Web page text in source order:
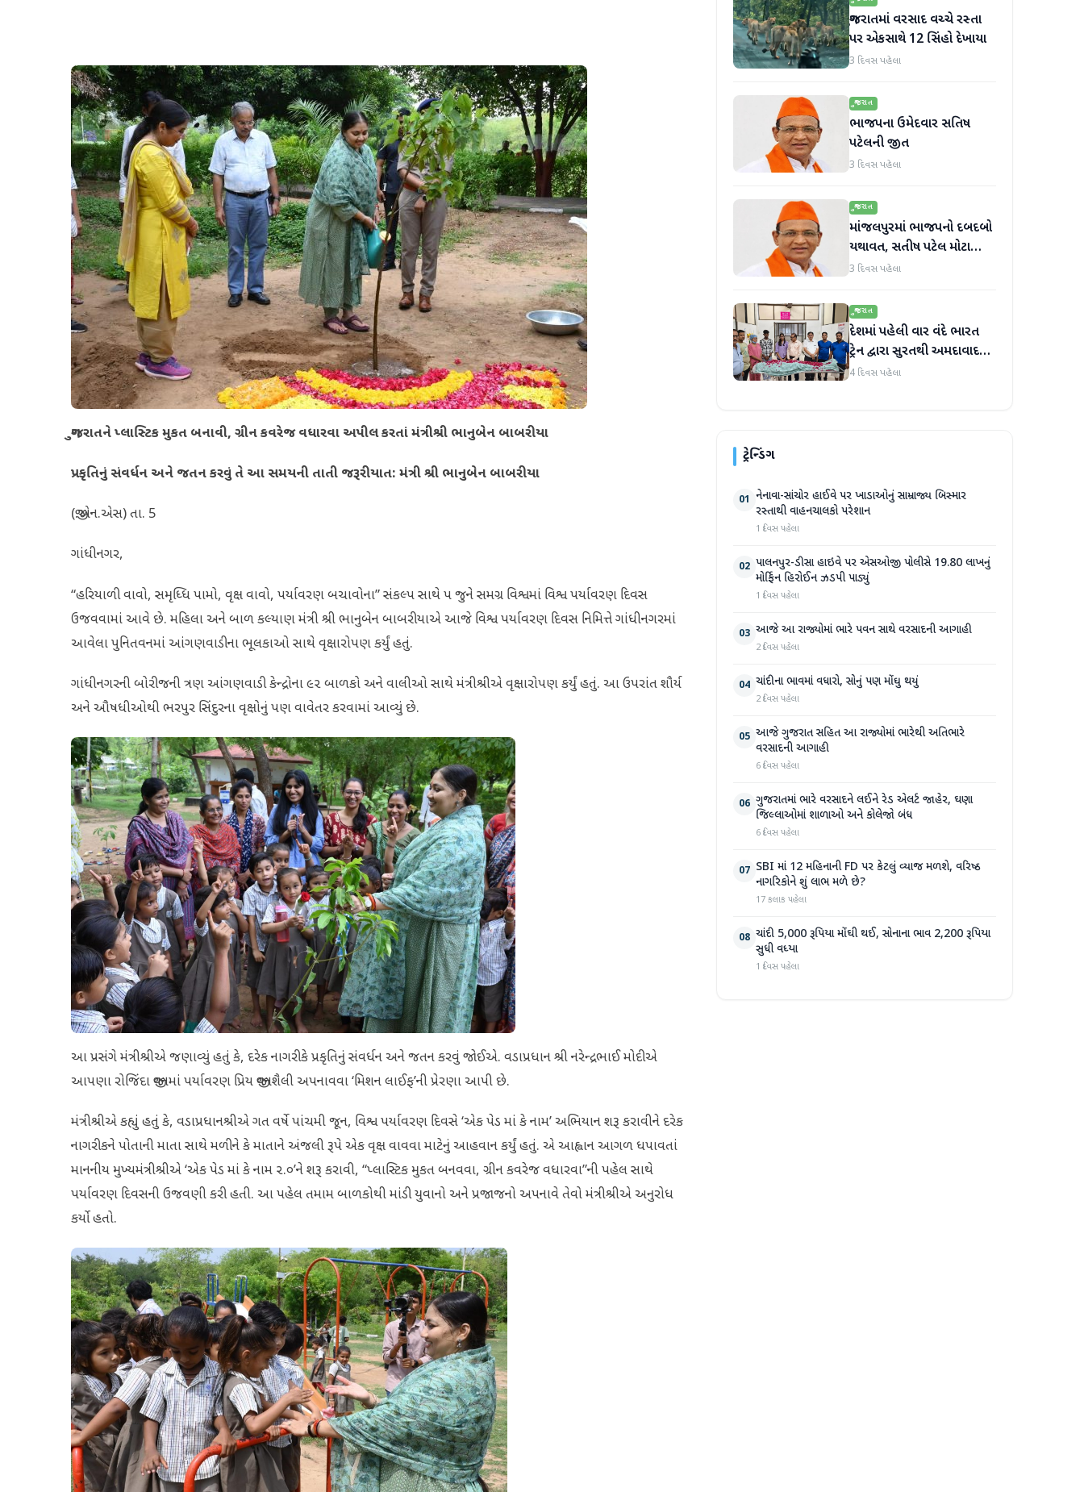
ગુજરાતને પ્લાસ્ટિક મુકત બનાવી, ગ્રીન કવરેજ વધારવા અપીલ કરતાં મંત્રીશ્રી ભાનુબેન બાબરીયા
પ્રકૃતિનું સંવર્ધન અને જતન કરવું તે આ સમયની તાતી જરૂરીયાત: મંત્રી શ્રી ભાનુબેન બાબરીયા
(જી.એન.એસ) તા. 5
ગાંધીનગર,
“હરિયાળી વાવો, સમૃધ્ધિ પામો, વૃક્ષ વાવો, પર્યાવરણ બચાવોના” સંકલ્પ સાથે ૫ જુને સમગ્ર વિશ્વમાં વિશ્વ પર્યાવરણ દિવસ
ઉજવવામાં આવે છે. મહિલા અને બાળ કલ્યાણ મંત્રી શ્રી ભાનુબેન બાબરીયાએ આજે વિશ્વ પર્યાવરણ દિવસ નિમિત્તે ગાંધીનગરમાં
આવેલા પુનિતવનમાં આંગણવાડીના ભૂલકાઓ સાથે વૃક્ષારોપણ કર્યું હતું.
ગાંધીનગરની બોરીજની ત્રણ આંગણવાડી કેન્દ્રોના ૯૨ બાળકો અને વાલીઓ સાથે મંત્રીશ્રીએ વૃક્ષારોપણ કર્યું હતું. આ ઉપરાંત શૌર્ય
અને ઔષધીઓથી ભરપુર સિંદુરના વૃક્ષોનું પણ વાવેતર કરવામાં આવ્યું છે.
આ પ્રસંગે મંત્રીશ્રીએ જણાવ્યું હતું કે, દરેક નાગરીકે પ્રકૃતિનું સંવર્ધન અને જતન કરવું જોઈએ. વડાપ્રધાન શ્રી નરેન્દ્રભાઈ મોદીએ
આપણા રોજિંદા જીવનમાં પર્યાવરણ પ્રિય જીવનશૈલી અપનાવવા ‘મિશન લાઈફ’ની પ્રેરણા આપી છે.
મંત્રીશ્રીએ કહ્યું હતું કે, વડાપ્રધાનશ્રીએ ગત વર્ષે પાંચમી જૂન, વિશ્વ પર્યાવરણ દિવસે ‘એક પેડ માં કે નામ’ અભિયાન શરૂ કરાવીને દરેક
નાગરીકને પોતાની માતા સાથે મળીને કે માતાને અંજલી રૂપે એક વૃક્ષ વાવવા માટેનું આહવાન કર્યું હતું. એ આહ્વાન આગળ ધપાવતાં
માનનીય મુખ્યમંત્રીશ્રીએ ‘એક પેડ માં કે નામ ૨.૦’ને શરૂ કરાવી, “પ્લાસ્ટિક મુકત બનવવા, ગ્રીન કવરેજ વધારવા”ની પહેલ સાથે
પર્યાવરણ દિવસની ઉજવણી કરી હતી. આ પહેલ તમામ બાળકોથી માંડી યુવાનો અને પ્રજાજનો અપનાવે તેવો મંત્રીશ્રીએ અનુરોધ
કર્યો હતો.
ગુજરાતમાં વરસાદ વચ્ચે રસ્તા
પર એકસાથે 12 સિંહો દેખાયા
3 દિવસ પહેલા
ગુજરાત
ભાજપના ઉમેદવાર સતિષ
પટેલની જીત
3 દિવસ પહેલા
ગુજરાત
માંજલપુરમાં ભાજપનો દબદબો
યથાવત, સતીષ પટેલ મોટા
માર્જિનથી આગળ
3 દિવસ પહેલા
ગુજરાત
દેશમાં પહેલી વાર વંદે ભારત
ટ્રેન દ્વારા સુરતથી અમદાવાદ
હૃદય પહોંચાડવામાં આવ્યું
4 દિવસ પહેલા
ટ્રેન્ડિંગ
01 નેનાવા-સાંચોર હાઈવે પર ખાડાઓનું સામ્રાજ્ય બિસ્માર
રસ્તાથી વાહનચાલકો પરેશાન
1 દિવસ પહેલા
02 પાલનપુર-ડીસા હાઇવે પર એસઓજી પોલીસે 19.80 લાખનું
મોર્ફિન હિરોઈન ઝડપી પાડ્યું
1 દિવસ પહેલા
03 આજે આ રાજ્યોમાં ભારે પવન સાથે વરસાદની આગાહી
2 દિવસ પહેલા
04 ચાંદીના ભાવમાં વધારો, સોનું પણ મોંઘુ થયું
2 દિવસ પહેલા
05 આજે ગુજરાત સહિત આ રાજ્યોમાં ભારેથી અતિભારે
વરસાદની આગાહી
6 દિવસ પહેલા
06 ગુજરાતમાં ભારે વરસાદને લઈને રેડ એલર્ટ જાહેર, ઘણા
જિલ્લાઓમાં શાળાઓ અને કોલેજો બંધ
6 દિવસ પહેલા
07 SBI માં 12 મહિનાની FD પર કેટલું વ્યાજ મળશે, વરિષ્ઠ
નાગરિકોને શું લાભ મળે છે?
17 કલાક પહેલા
08 ચાંદી 5,000 રૂપિયા મોંઘી થઈ, સોનાના ભાવ 2,200 રૂપિયા
સુધી વધ્યા
1 દિવસ પહેલા